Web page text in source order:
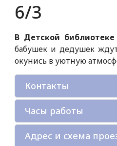
6/3
В Детской
бабушек и дедушек
окунись в уютную
Контакты
Часы работы
Адрес и схема